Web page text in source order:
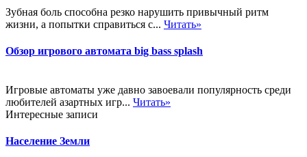
Зубная боль способна резко нарушить привычный ритм
жизни, а попытки справиться с... Читать»
Обзор игрового автомата big bass splash
Игровые автоматы уже давно завоевали популярность среди
любителей азартных игр... Читать»
Интересные записи
Население Земли